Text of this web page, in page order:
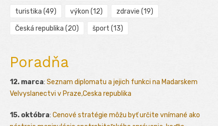
turistika (49) výkon (12) zdravie (19)
Česká republika (20) šport (13)
Poradňa
12. marca: Seznam diplomatu a jejich funkci na Madarskem
Velvyslanectvi v Praze,Ceska republika
15. októbra: Cenové stratégie môžu byť určite vnímané ako